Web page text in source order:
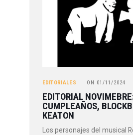
EDITORIALES ON 01/11/2024
EDITORIAL
CUMPLEAÑOS,
KEATON
Los personajes del musical